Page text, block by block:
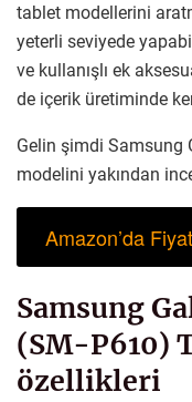
tablet modellerini
yeterli seviyede
ve kullanışlı ek
de içerik üretiminde
Gelin şimdi Samsung
modelini yakından
Amazon’da
Samsung
(SM-P610)
özellikleri